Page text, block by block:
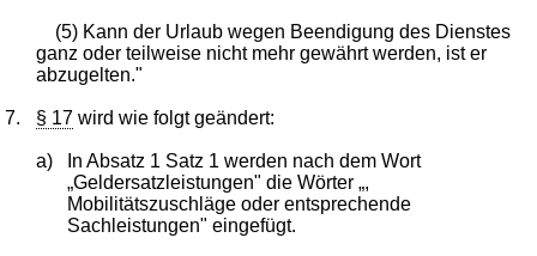
(5) Kann der Urlaub wegen Beendigung des Dienstes
ganz oder teilweise nicht mehr gewährt werden, ist er
abzugelten."
7. § 17 wird wie folgt geändert:
a)
In Absatz 1 Satz 1 werden nach dem Wort
„Geldersatzleistungen" die Wörter „,
Mobilitätszuschläge oder entsprechende
Sachleistungen" eingefügt.